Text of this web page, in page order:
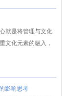
就是将管理与文化
文化元素的融入，
影响思考